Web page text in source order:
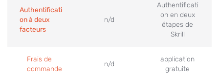
Authentificati
on à deux
facteurs
n/d
Authentificati
on en deux
étapes de
Skrill
Frais de
commande
n/d
application
gratuite